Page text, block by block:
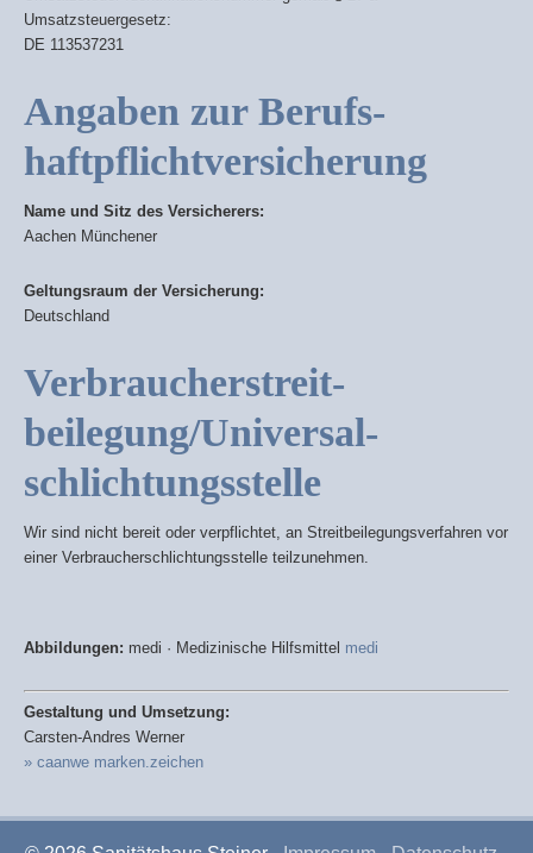
Umsatzsteuergesetz:
DE 113537231
Angaben zur Berufs­
haftpflicht­versicherung
Name und Sitz des Versicherers:
Aachen Münchener
Geltungsraum der Versicherung:
Deutschland
Verbraucher­streit­
beilegung/Universal­
schlichtungs­stelle
Wir sind nicht bereit oder verpflichtet, an Streitbeilegungsverfahren vor
einer Verbraucherschlichtungsstelle teilzunehmen.
Abbildungen: medi · Medizinische Hilfsmittel medi
Gestaltung und Umsetzung:
Carsten-Andres Werner
» caanwe marken.zeichen